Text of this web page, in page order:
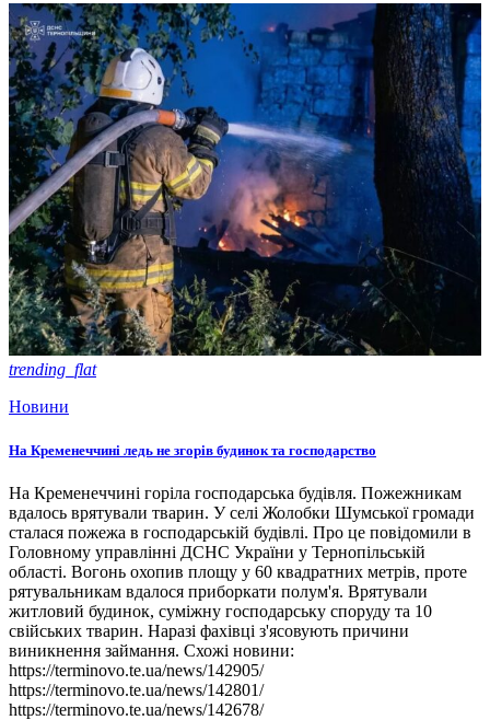
trending_flat
Новини
На Кременеччині ледь не згорів будинок та господарство
На Кременеччині горіла господарська будівля. Пожежникам
вдалось врятували тварин. У селі Жолобки Шумської громади
сталася пожежа в господарській будівлі. Про це повідомили в
Головному управлінні ДСНС України у Тернопільській
області. Вогонь охопив площу у 60 квадратних метрів, проте
рятувальникам вдалося приборкати полум'я. Врятували
житловий будинок, суміжну господарську споруду та 10
свійських тварин. Наразі фахівці з'ясовують причини
виникнення займання. Схожі новини:
https://terminovo.te.ua/news/142905/
https://terminovo.te.ua/news/142801/
https://terminovo.te.ua/news/142678/